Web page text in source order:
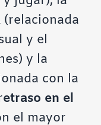
(relacionada
y el
y la
con la
etraso en el
el mayor